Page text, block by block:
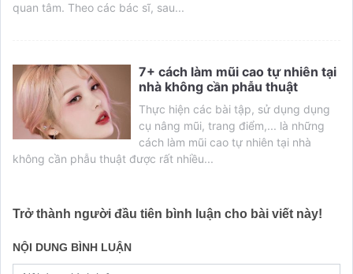
quan tâm. Theo các bác sĩ, sau...
7+ cách làm mũi cao tự nhiên tại
nhà không cần phẫu thuật
Thực hiện các bài tập, sử dụng dụng
cụ nâng mũi, trang điểm,... là những
cách làm mũi cao tự nhiên tại nhà
không cần phẫu thuật được rất nhiều...
Trở thành người đầu tiên bình luận cho bài viết này!
NỘI DUNG BÌNH LUẬN